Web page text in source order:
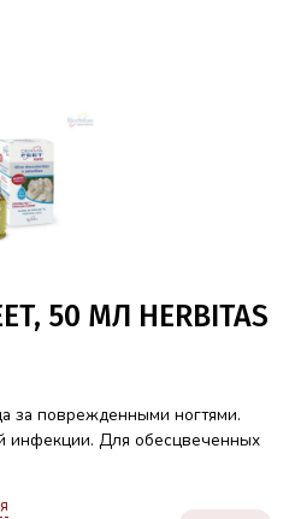
50 МЛ HERBITAS
за поврежденными ногтями.
инфекции. Для обесцвеченных